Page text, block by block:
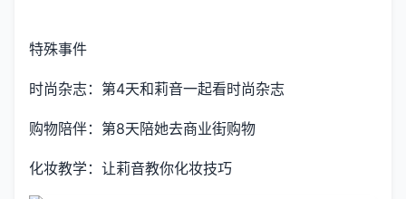
特殊事件
时尚杂志：第4天和莉音一起看时尚杂志
购物陪伴：第8天陪她去商业街购物
化妆教学：让莉音教你化妆技巧